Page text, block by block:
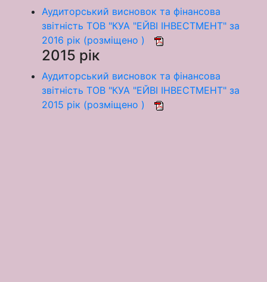
Аудиторський висновок та фінансова
звітність ТОВ "КУА "ЕЙВІ ІНВЕСТМЕНТ" за
2016 рік (розміщено )
2015 рік
Аудиторський висновок та фінансова
звітність ТОВ "КУА "ЕЙВІ ІНВЕСТМЕНТ" за
2015 рік (розміщено )